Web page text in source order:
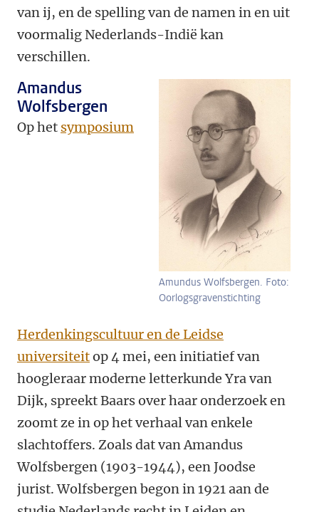
van ij, en de spelling van de namen in en uit
voormalig Nederlands-Indië kan
verschillen.
Amundus Wolfsbergen. Foto:
Oorlogsgravenstichting
Amandus
Wolfsbergen
Op het symposium
Herdenkingscultuur en de Leidse
universiteitop 4 mei, een initiatief van
hoogleraar moderne letterkunde Yra van
Dijk, spreekt Baars over haar onderzoek en
zoomt ze in op het verhaal van enkele
slachtoffers. Zoals dat van Amandus
Wolfsbergen (1903-1944), een Joodse
jurist. Wolfsbergen begon in 1921 aan de